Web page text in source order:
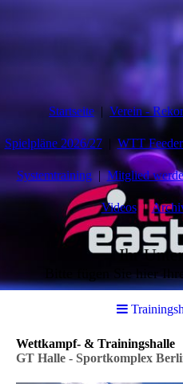
Startseite Verein -
Spielpläne 2026/27 WTT
Systemtraining Mitglied
Videos
Ihr
Bitte fügen Sie hier
Wettkampf- & Trainingshalle
GT Halle - Sportkomplex